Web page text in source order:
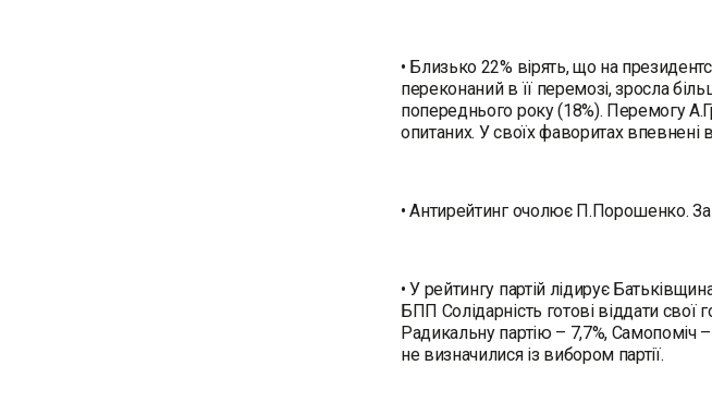
• Близько 22% вірять, що на
переконаний в її перемозі, зросла
попереднього року (18%). Перемогу
опитаних. У своїх фаворитах
• Антирейтинг очолює П.Порошенко.
• У рейтингу партій лідирує
БПП Солідарність готові віддати свої
Радикальну партію – 7,7%, Самопоміч
не визначилися із вибором партії.